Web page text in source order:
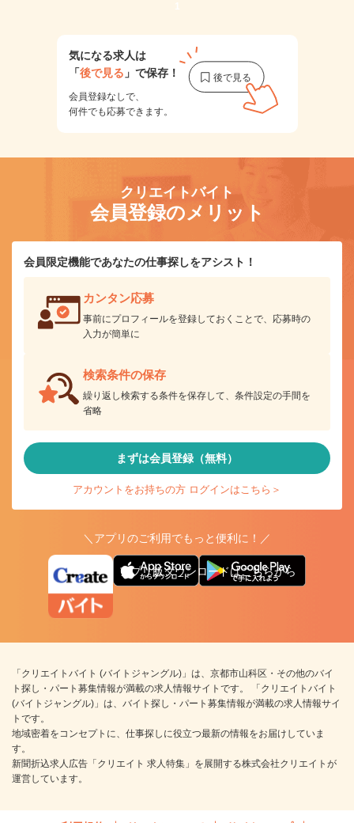
1
気になる求人は
「後で見る 」で保存！
会員登録なしで、
何件でも応募できます。
クリエイトバイト
会員登録のメリット
会員限定機能であなたの仕事探しをアシスト！
カンタン応募
事前にプロフィールを登録しておくことで、応募時の
入力が簡単に
検索条件の保存
繰り返し検索する条件を保存して、条件設定の手間を
省略
まずは会員登録（無料）
アカウントをお持ちの方 ログインはこちら＞
＼アプリのご利用でもっと便利に！／
アプリ版ダウンロードはこちらから
「クリエイトバイト (バイトジャングル)」は、京都市山科区・その他のバイ
ト探し・パート募集情報が満載の求人情報サイトです。 「クリエイトバイト
(バイトジャングル)」は、バイト探し・パート募集情報が満載の求人情報サイ
トです。
地域密着をコンセプトに、仕事探しに役立つ最新の情報をお届けしていま
す。
新聞折込求人広告「クリエイト 求人特集」を展開する株式会社クリエイトが
運営しています。